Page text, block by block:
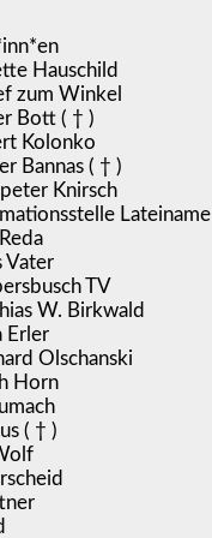
Hauschild
zum Winkel
Bott ( † )
Kolonko
Bannas ( † )
Knirsch
Vater
TV
W. Birkwald
Erler
Olschanski
Horn
( † )